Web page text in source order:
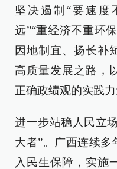
坚决遏制“要速度
远”“重经济不重环
因地制宜、扬长补
高质量发展之路，
正确政绩观的实践力
进一步站稳人民立
大者”。广西连续
入民生保障，实施